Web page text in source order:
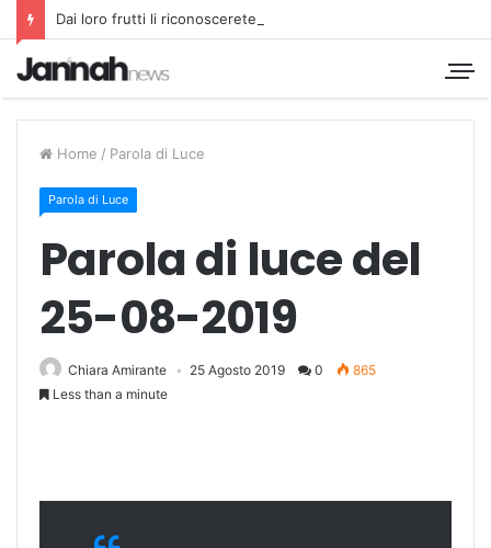
Dai loro frutti li riconoscerete
Home / Parola di Luce
Parola di Luce
Parola di luce del
25-08-2019
Chiara Amirante 25 Agosto 2019 0
865
Less than a minute